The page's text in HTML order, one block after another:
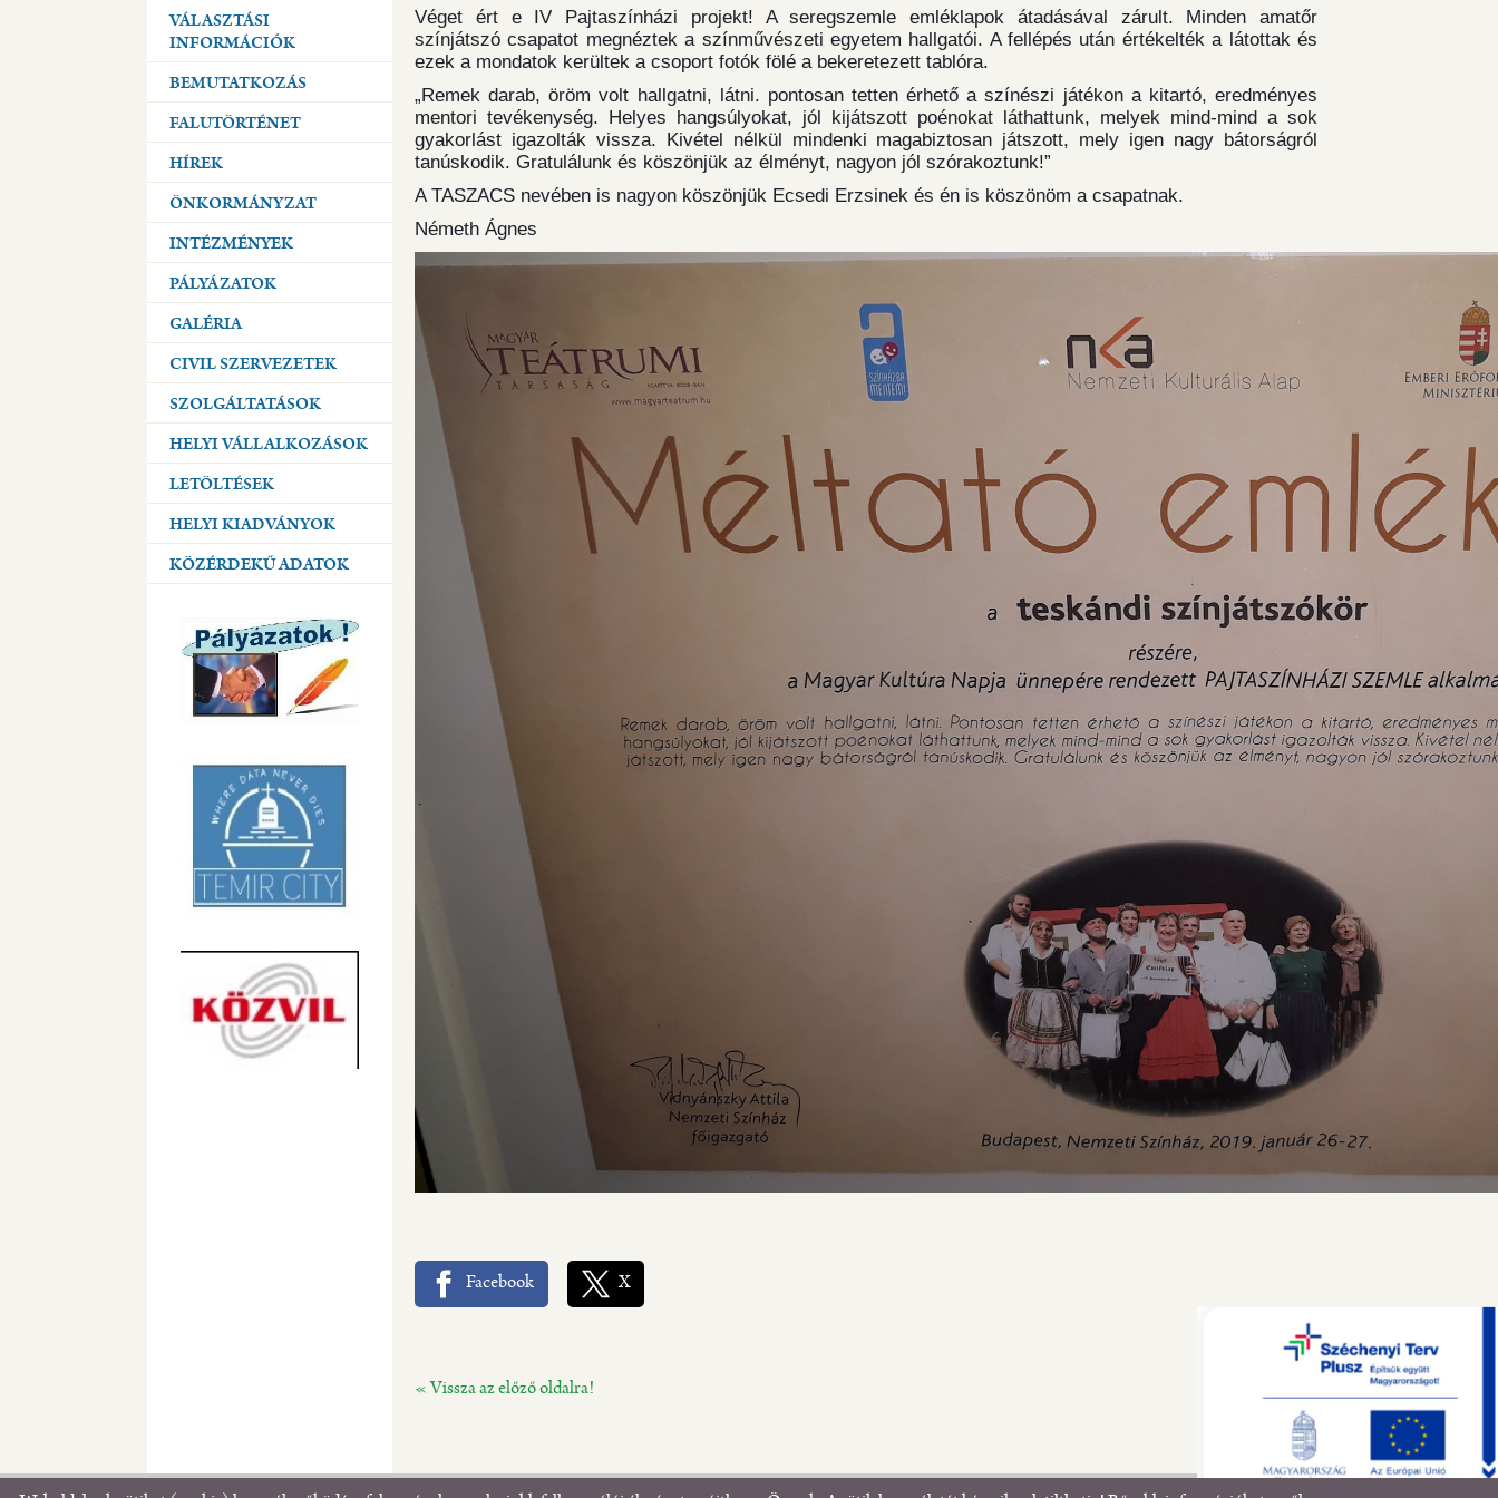
VÁLASZTÁSI
INFORMÁCIÓK
BEMUTATKOZÁS
FALUTÖRTÉNET
HÍREK
ÖNKORMÁNYZAT
INTÉZMÉNYEK
PÁLYÁZATOK
GALÉRIA
CIVIL SZERVEZETEK
SZOLGÁLTATÁSOK
HELYI VÁLLALKOZÁSOK
LETÖLTÉSEK
HELYI KIADVÁNYOK
KÖZÉRDEKŰ ADATOK
Véget ért e IV Pajtaszínházi projekt! A seregszemle emléklapok átadásával zárult. Minden amatőr
színjátszó csapatot megnéztek a színművészeti egyetem hallgatói. A fellépés után értékelték a látottak és
ezek a mondatok kerültek a csoport fotók fölé a bekeretezett tablóra.
„Remek darab, öröm volt hallgatni, látni. pontosan tetten érhető a színészi játékon a kitartó, eredményes
mentori tevékenység. Helyes hangsúlyokat, jól kijátszott poénokat láthattunk, melyek mind-mind a sok
gyakorlást igazolták vissza. Kivétel nélkül mindenki magabiztosan játszott, mely igen nagy bátorságról
tanúskodik. Gratulálunk és köszönjük az élményt, nagyon jól szórakoztunk!”
A TASZACS nevében is nagyon köszönjük Ecsedi Erzsinek és én is köszönöm a csapatnak.
Németh Ágnes
Facebook X
« Vissza az előző oldalra!